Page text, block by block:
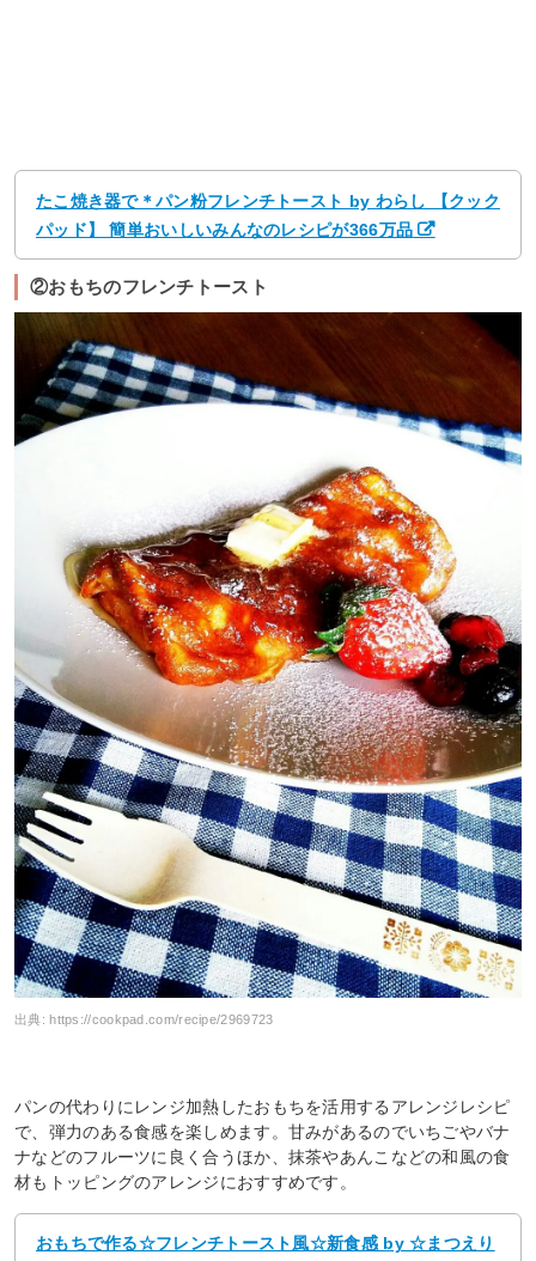
たこ焼き器で＊パン粉フレンチトースト by わらし 【クック
パッド】 簡単おいしいみんなのレシピが366万品
②おもちのフレンチトースト
出典:https://cookpad.com/recipe/2969723
パンの代わりにレンジ加熱したおもちを活用するアレンジレシピ
で、弾力のある食感を楽しめます。甘みがあるのでいちごやバナ
ナなどのフルーツに良く合うほか、抹茶やあんこなどの和風の食
材もトッピングのアレンジにおすすめです。
おもちで作る☆フレンチトースト風☆新食感 by ☆まつえり